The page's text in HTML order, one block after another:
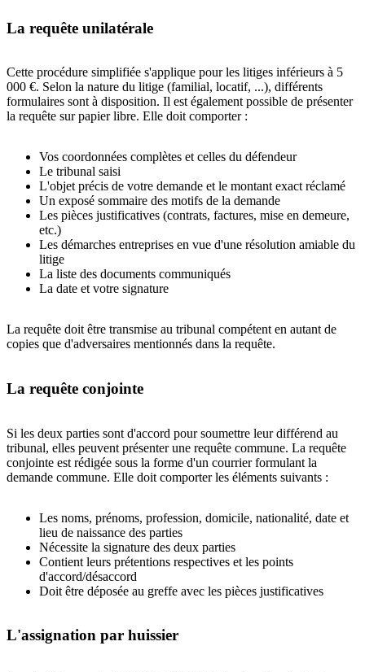
La requête unilatérale
Cette procédure simplifiée s'applique pour les litiges inférieurs à 5
000 €. Selon la nature du litige (familial, locatif, ...), différents
formulaires sont à disposition. Il est également possible de présenter
la requête sur papier libre. Elle doit comporter :
Vos coordonnées complètes et celles du défendeur
Le tribunal saisi
L'objet précis de votre demande et le montant exact réclamé
Un exposé sommaire des motifs de la demande
Les pièces justificatives (contrats, factures, mise en demeure,
etc.)
Les démarches entreprises en vue d'une résolution amiable du
litige
La liste des documents communiqués
La date et votre signature
La requête doit être transmise au tribunal compétent en autant de
copies que d'adversaires mentionnés dans la requête.
La requête conjointe
Si les deux parties sont d'accord pour soumettre leur différend au
tribunal, elles peuvent présenter une requête commune. La requête
conjointe est rédigée sous la forme d'un courrier formulant la
demande commune. Elle doit comporter les éléments suivants :
Les noms, prénoms, profession, domicile, nationalité, date et
lieu de naissance des parties
Nécessite la signature des deux parties
Contient leurs prétentions respectives et les points
d'accord/désaccord
Doit être déposée au greffe avec les pièces justificatives
L'assignation par huissier